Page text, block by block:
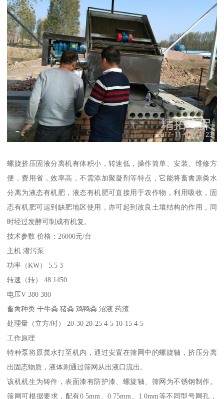
螺旋挤压固液分离机有体积小，转速低，操作简单、安装、维修方
便，费用省，效率高，不需添加聚凝剂等特点，它能将畜禽原粪水
分离为液态有机肥，液态有机肥可直接用于农作物，利用吸收，固
态有机肥可运到缺肥地区使用，亦可起到改良土壤结构的作用，同
时经过发酵可制成有机复。
技术参数 价格：26000元/台
主机 潜污泵
功率（KW） 5.5 3
转速（转） 48 1450
电压V 380 380
畜禽种类 干牛粪 猪粪 鸡鸭粪 沼液 药渣
处理量（立方/时） 20-30 20-25 4-5 10-15 4-5
工作原理
特种泵将原粪水打至机内，通过安置在筛网中的螺旋轴，挤压分离
出固态物质，液体则通过筛网从出液口流出。
该机机生为铸件，表面漆有防护漆、螺旋轴、筛网为不锈钢制作。
筛网可根据要求，配有0.5mm、0.75mm、1.0mm等不同型号网孔，